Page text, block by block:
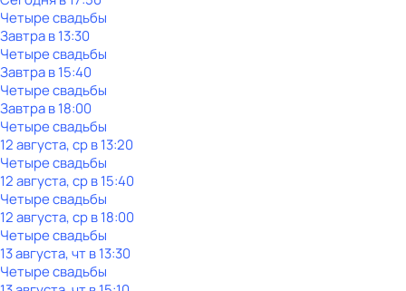
Четыре свадьбы
Завтра в 13:30
Четыре свадьбы
Завтра в 15:40
Четыре свадьбы
Завтра в 18:00
Четыре свадьбы
12 августа, ср в 13:20
Четыре свадьбы
12 августа, ср в 15:40
Четыре свадьбы
12 августа, ср в 18:00
Четыре свадьбы
13 августа, чт в 13:30
Четыре свадьбы